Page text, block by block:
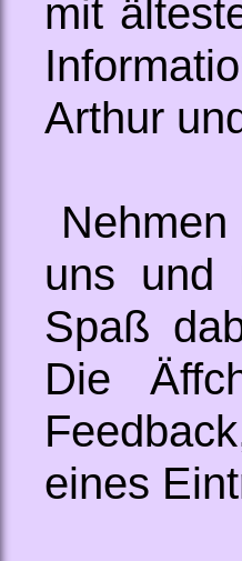
mit
Arthur
uns und
Spaß
Die
eines